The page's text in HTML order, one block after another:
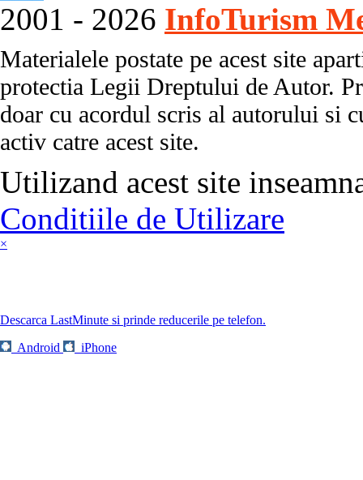
2001 - 2026 InfoTurism
Materialele postate pe acest site
protectia Legii Dreptului de Autor.
doar cu acordul scris al autorului si
activ catre acest site.
Utilizand acest site
Conditiile de Utilizare
×
Descarca LastMinute si prinde reducerile pe telefon.
Android
iPhone